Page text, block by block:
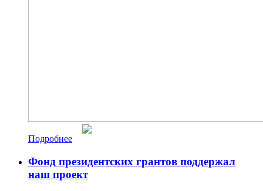
Подробнее
Фонд президентских грантов поддержал
наш проект